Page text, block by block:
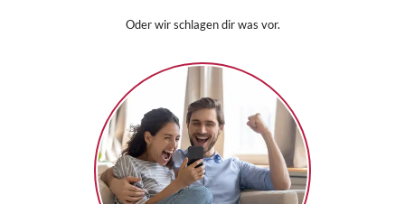
Oder wir schlagen dir was vor.